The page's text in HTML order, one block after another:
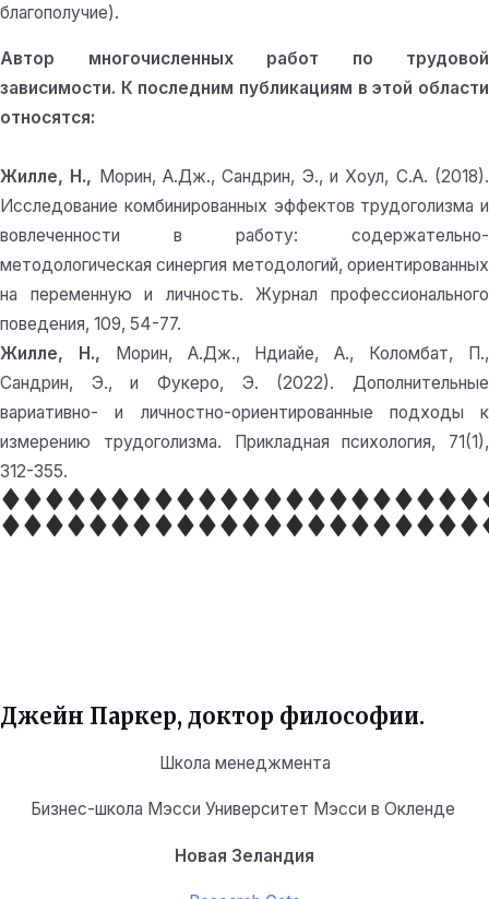
благополучие).
Автор многочисленных работ по трудовой
зависимости. К последним публикациям в этой области
относятся:
Жилле, Н., Морин, А.Дж., Сандрин, Э., и Хоул, С.А. (2018).
Исследование комбинированных эффектов трудоголизма и
вовлеченности в работу: содержательно-
методологическая синергия методологий, ориентированных
на переменную и личность. Журнал профессионального
поведения, 109, 54-77.
Жилле, Н., Морин, А.Дж., Ндиайе, А., Коломбат, П.,
Сандрин, Э., и Фукеро, Э. (2022). Дополнительные
вариативно- и личностно-ориентированные подходы к
измерению трудоголизма. Прикладная психология, 71(1),
312-355.
Джейн Паркер, доктор философии.
Школа менеджмента
Бизнес-школа Мэсси Университет Мэсси в Окленде
Новая Зеландия